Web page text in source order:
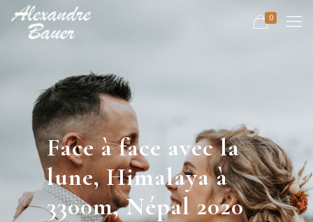
0
Face à face avec la
lune, Himalaya à
3300m, Népal 2020